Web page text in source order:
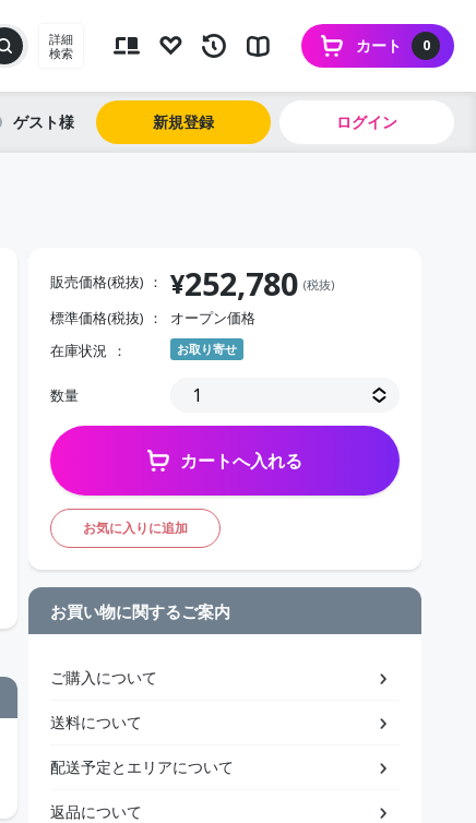
詳細
検索
0
カート
ゲスト 新規登録 ログイン
販売価格(税抜) ¥252,780 (税抜)
標準価格(税抜)
オープン価格
在庫状況
お取り寄せ
数量
カートへ入れる
お気に入りに追加
お買い物に関するご案内
ご購入について
送料について
配送予定とエリアについて
返品について